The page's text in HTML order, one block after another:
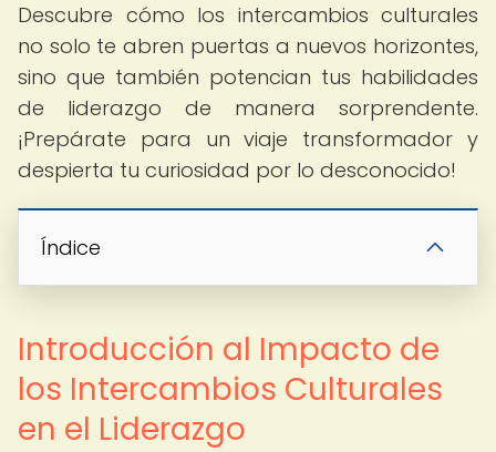
Descubre cómo los intercambios culturales
no solo te abren puertas a nuevos horizontes,
sino que también potencian tus habilidades
de liderazgo de manera sorprendente.
¡Prepárate para un viaje transformador y
despierta tu curiosidad por lo desconocido!
Índice
Introducción al Impacto de
los Intercambios Culturales
en el Liderazgo